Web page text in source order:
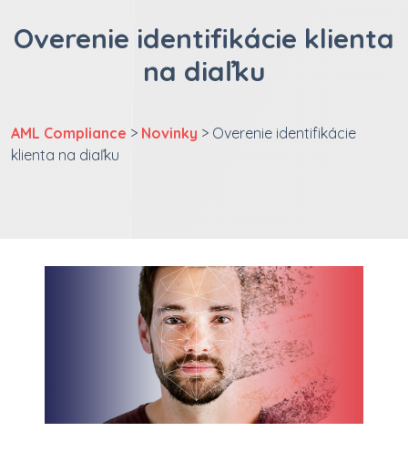
Overenie identifikácie klienta
na diaľku
AML Compliance > Novinky > Overenie identifikácie
klienta na diaľku